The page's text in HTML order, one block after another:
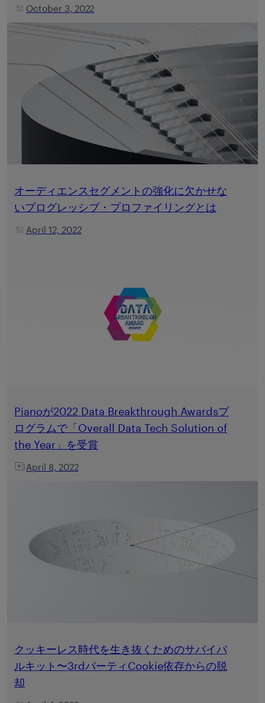
October 3, 2022
オーディエンスセグメントの強化に欠かせな
いプログレッシブ・プロファイリングとは
April 12, 2022
Pianoが2022 Data Breakthrough Awardsプ
ログラムで「Overall Data Tech Solution of
the Year」を受賞
April 8, 2022
クッキーレス時代を生き抜くためのサバイバ
ルキット〜3rdパーティCookie依存からの脱
却